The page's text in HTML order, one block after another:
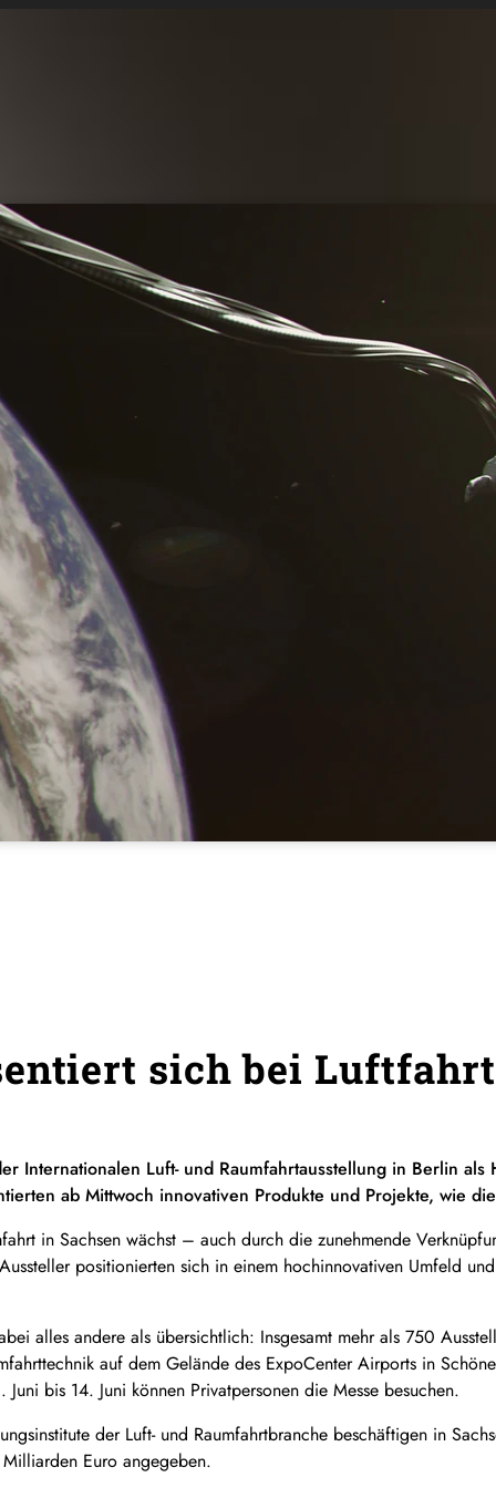
sich bei
Internationalen Luft- und Raumfahrtausstellung in Berlin als
ab Mittwoch innovativen Produkte und Projekte, wie
in Sachsen wächst – auch durch die zunehmende
positionierten sich in einem hochinnovativen Umfeld
alles andere als übersichtlich: Insgesamt mehr als 750
auf dem Gelände des ExpoCenter Airports in
bis 14. Juni können Privatpersonen die Messe besuchen.
der Luft- und Raumfahrtbranche beschäftigen in
Euro angegeben.